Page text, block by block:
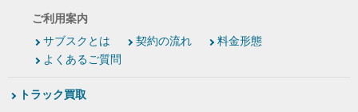
ご利用案内
サブスクとは
契約の流れ
料金形態
よくあるご質問
トラック買取